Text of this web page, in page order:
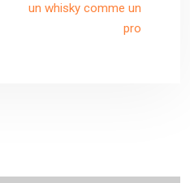
un whisky comme un
pro